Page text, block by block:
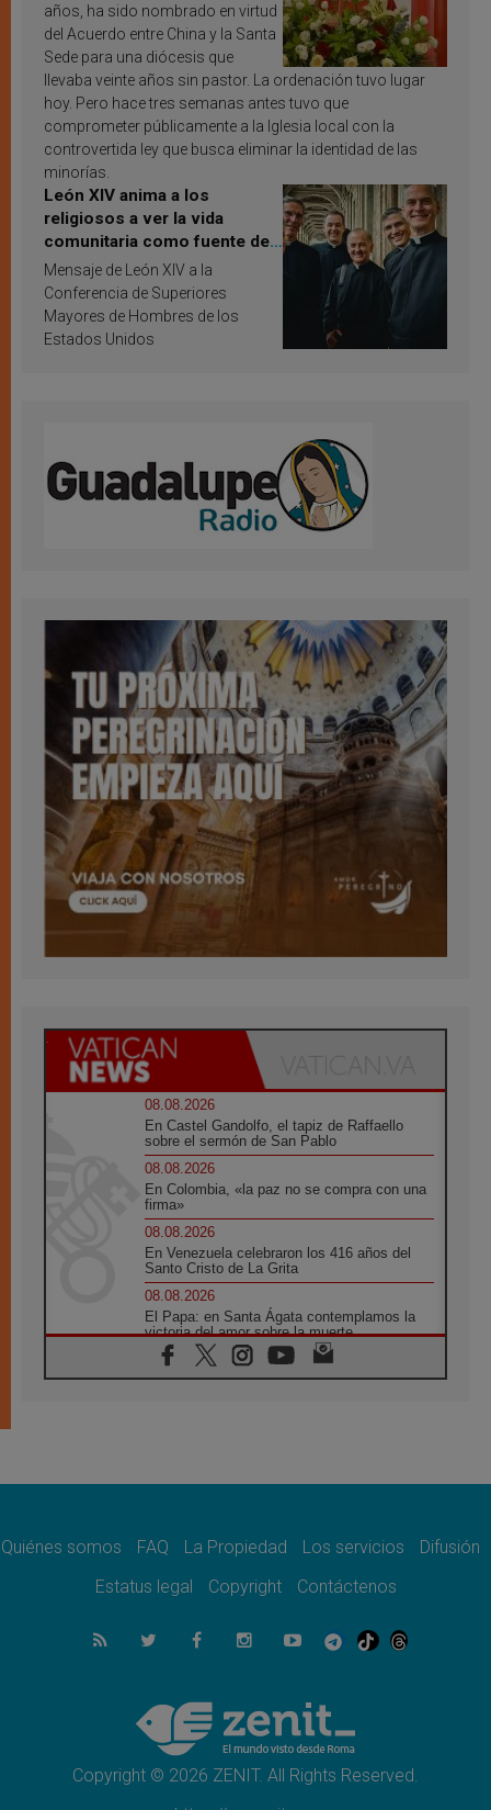
años, ha sido nombrado en virtud
del Acuerdo entre China y la Santa
Sede para una diócesis que
llevaba veinte años sin pastor. La ordenación tuvo lugar
hoy. Pero hace tres semanas antes tuvo que
comprometer públicamente a la Iglesia local con la
controvertida ley que busca eliminar la identidad de las
minorías.
León XIV anima a los
religiosos a ver la vida
comunitaria como fuente de
inspiración y santificación
Mensaje de León XIV a la
Conferencia de Superiores
Mayores de Hombres de los
Estados Unidos
08.08.2026
En Castel Gandolfo, el tapiz de Raffaello
sobre el sermón de San Pablo
08.08.2026
En Colombia, «la paz no se compra con una
firma»
08.08.2026
En Venezuela celebraron los 416 años del
Santo Cristo de La Grita
08.08.2026
El Papa: en Santa Ágata contemplamos la
victoria del amor sobre la muerte
08.08.2026
León XIV visitará el Santuario de la Madre
07.08.2026
07.08.2026
el compromiso del cristiano"
La matanza de niños en Gaza no cesa: 300
muertos en 300 días
Tagle: La guerra desfigura el mundo, solo la
revelación de Dios lo transfigura
Quiénes somos FAQ La Propiedad Los servicios
Difusión
Estatus legal
Copyright Contáctenos
Copyright © 2026 ZENIT. All Rights Reserved.